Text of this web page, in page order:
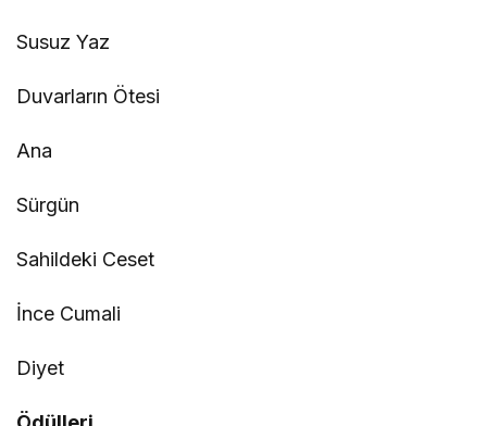
Susuz Yaz
Duvarların Ötesi
Ana
Sürgün
Sahildeki Ceset
İnce Cumali
Diyet